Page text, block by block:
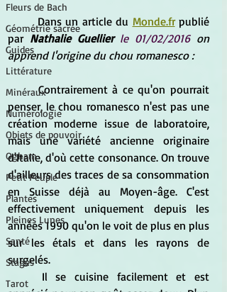
Fleurs de Bach
Géométrie sacrée
Guides
Littérature
Minéraux
Numérologie
Objets de pouvoir
Ogham
Petit Peuple
Plantes
Pleines Lunes
Santé
Stages
Tarot
	Dans un article du
Monde.fr publié
par Nathalie Guellier le 01/02/2016 on
apprend l'origine du chou romanesco :
Contrairement à ce qu'on pourrait
penser, le chou romanesco n'est pas une
création moderne issue de laboratoire,
mais une variété ancienne originaire
d'Italie, d'où cette consonance. On trouve
d'ailleurs des traces de sa consommation
en Suisse déjà au Moyen-âge. C'est
effectivement uniquement depuis les
années 1990 qu'on le voit de plus en plus
sur les étals et dans les rayons de
surgelés.